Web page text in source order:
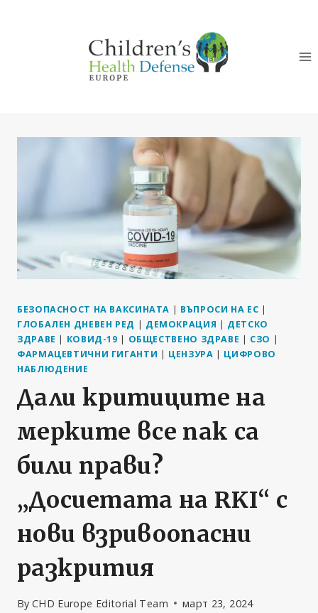
БЕЗОПАСНОСТ НА ВАКСИНАТА | ВЪПРОСИ НА ЕС |
ГЛОБАЛЕН ДНЕВЕН РЕД | ДЕМОКРАЦИЯ | ДЕТСКО
ЗДРАВЕ | КОВИД-19 | ОБЩЕСТВЕНО ЗДРАВЕ | СЗО |
ФАРМАЦЕВТИЧНИ ГИГАНТИ | ЦЕНЗУРА | ЦИФРОВО
НАБЛЮДЕНИЕ
Дали критиците на
мерките все пак са
били прави?
„Досиетата на RKI“ с
нови взривоопасни
разкрития
By CHD Europe Editorial Team март 23, 2024